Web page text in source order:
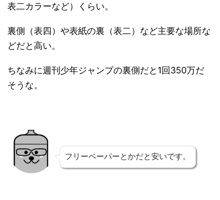
表二カラーなど）くらい。
裏側（表四）や表紙の裏（表二）など主要な場所な
どだと高い。
ちなみに週刊少年ジャンプの裏側だと1回350万だ
そうな。
フリーペーパーとかだと安いです。